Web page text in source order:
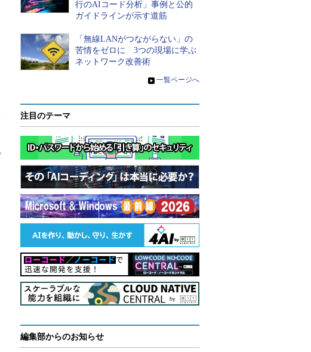
行のAIコード分析」事例と公的
ガイドラインが示す道筋
「無線LANがつながらない」の
苦情をゼロに 3つの現場に学ぶ
ネットワーク改善術
» 一覧ページへ
注目のテーマ
編集部からのお知らせ